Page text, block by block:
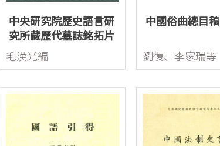
中央研究院歷史語言研
究所藏歷代墓誌銘拓片
目錄(附索引)
毛漢光編
中國俗曲總目稿
劉復、李家瑞等